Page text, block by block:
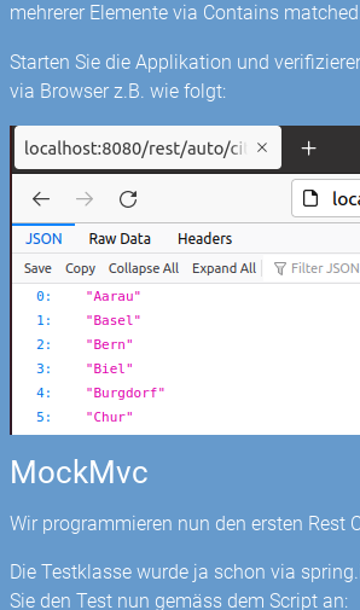
mehrerer Elemente via Contains
Starten Sie die Applikation und
via Browser z.B. wie folgt:
MockMvc
Wir programmieren nun den ersten Rest
Die Testklasse wurde ja schon via
Sie den Test nun gemäss dem Script an: